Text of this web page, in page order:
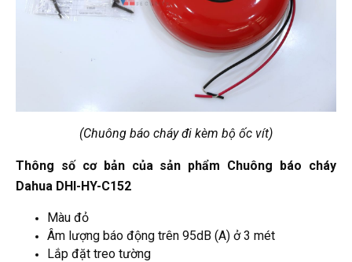
(Chuông báo cháy đi kèm bộ ốc vít)
Thông số cơ bản của sản phẩm Chuông báo cháy
Dahua DHI-HY-C152
Màu đỏ
Âm lượng báo động trên 95dB (A) ở 3 mét
Lắp đặt treo tường